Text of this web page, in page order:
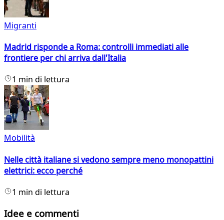
Migranti
Madrid risponde a Roma: controlli immediati alle
frontiere per chi arriva dall'Italia
1 min di lettura
Mobilità
Nelle città italiane si vedono sempre meno monopattini
elettrici: ecco perché
1 min di lettura
Idee e commenti